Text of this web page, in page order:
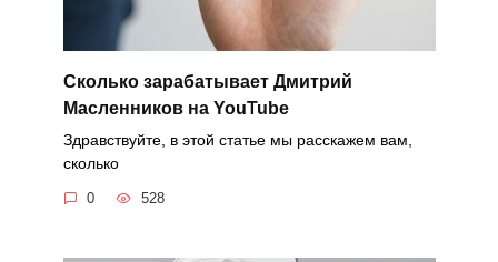
Сколько зарабатывает Дмитрий
Масленников на YouTube
Здравствуйте, в этой статье мы расскажем вам,
сколько
0 528